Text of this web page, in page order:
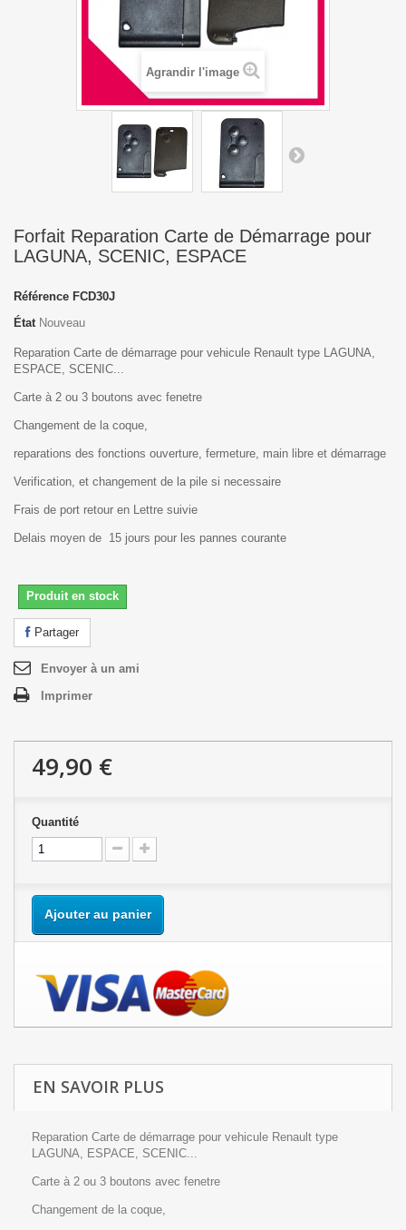
Agrandir l'image
Forfait Reparation Carte de Démarrage pour
LAGUNA, SCENIC, ESPACE
Référence FCD30J
État Nouveau
Reparation Carte de démarrage pour vehicule Renault type LAGUNA,
ESPACE, SCENIC...
Carte à 2 ou 3 boutons avec fenetre
Changement de la coque,
reparations des fonctions ouverture, fermeture, main libre et démarrage
Verification, et changement de la pile si necessaire
Frais de port retour en Lettre suivie
Delais moyen de 15 jours pour les pannes courante
Produit en stock
Partager
Envoyer à un ami
Imprimer
49,90 €
Quantité
Ajouter au panier
EN SAVOIR PLUS
Reparation Carte de démarrage pour vehicule Renault type
LAGUNA, ESPACE, SCENIC...
Carte à 2 ou 3 boutons avec fenetre
Changement de la coque,